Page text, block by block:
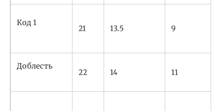
Код 1
21 13.5 9
Доблесть
22 14 11